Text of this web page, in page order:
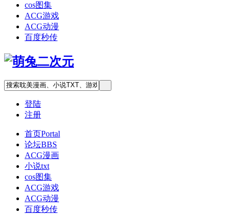
cos图集
ACG游戏
ACG动漫
百度秒传
登陆
注册
首页Portal
论坛BBS
ACG漫画
小说txt
cos图集
ACG游戏
ACG动漫
百度秒传